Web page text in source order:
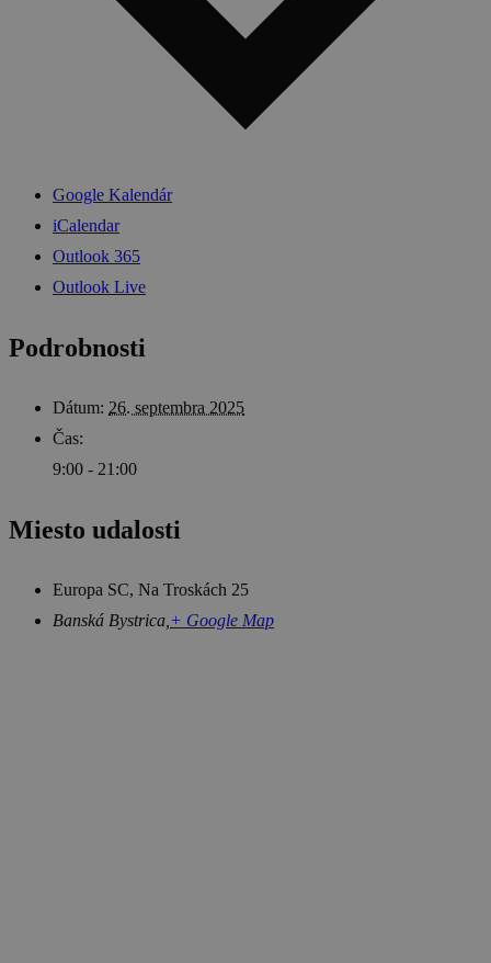
Google Kalendár
iCalendar
Outlook 365
Outlook Live
Podrobnosti
Dátum: 26. septembra 2025
Čas:
9:00 - 21:00
Miesto udalosti
Europa SC, Na Troskách 25
Banská Bystrica + Google Map